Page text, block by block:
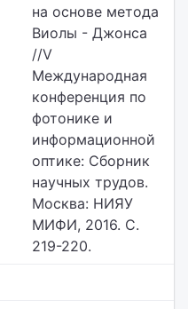
на основе метода
Виолы - Джонса
//V
Международная
конференция по
фотонике и
информационной
оптике: Сборник
научных трудов.
Москва: НИЯУ
МИФИ, 2016. С.
219-220.